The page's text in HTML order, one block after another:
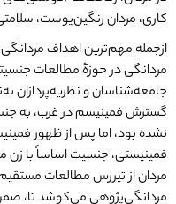
کاری، مردان رنگین‌پوست،
از‌جمله مهم‌ترین اهداف
مردانگی در حوزۀ مطالعات
جامعه‌شناسان و نظریه‌پردازان
گسترش فمینیسم در غرب، به
نشده بود، اما پس از ظهور
فمینیستی، جنسیت اساساً با زن
مردان از تیررس مطالعات
مردانگی‌پژوهی می‌کوشد تا،